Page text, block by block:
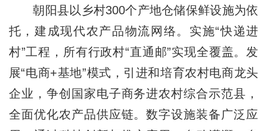
朝阳县以乡村300个产地仓储保鲜设施为依
托，建成现代农产品物流网络。实施“快递进
村”工程，所有行政村“直通邮”实现全覆盖。发
展“电商+基地”模式，引进和培育农村电商龙头
企业，争创国家电子商务进农村综合示范县，
全面优化农产品供应链。数字设施装备广泛应